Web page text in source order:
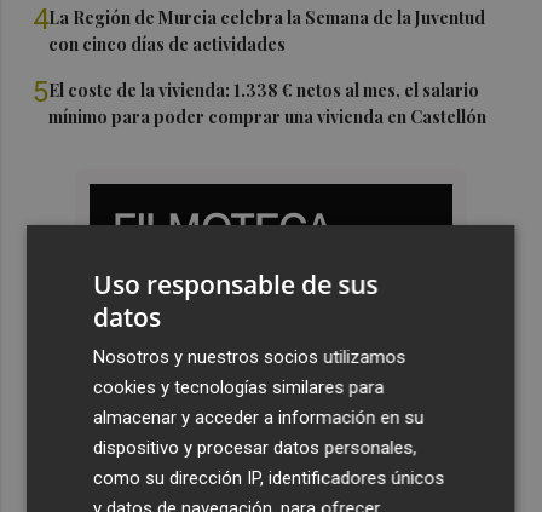
4La Región de Murcia celebra la Semana de la Juventud
con cinco días de actividades
5El coste de la vivienda: 1.338 € netos al mes, el salario
mínimo para poder comprar una vivienda en Castellón
Uso responsable de sus
datos
Nosotros y nuestros socios utilizamos
cookies y tecnologías similares para
almacenar y acceder a información en su
dispositivo y procesar datos personales,
como su dirección IP, identificadores únicos